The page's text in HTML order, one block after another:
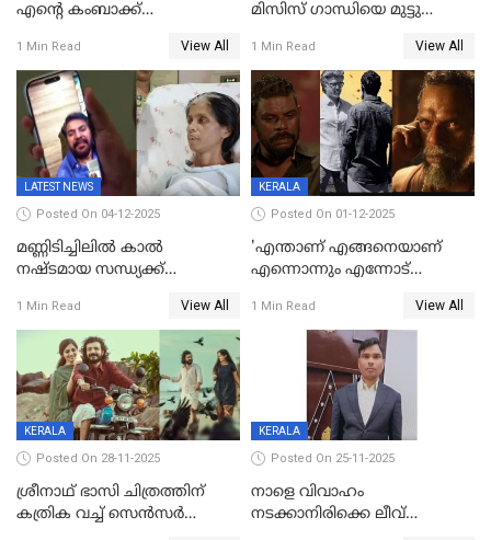
എന്റെ കംബാക്ക്
പുറത്ത്
1 Min Read View All
മിസിസ് ഗാന്ധിയെ മുട്ടു
അഹമ്മദ് അലിയായെത്തും
1 Min Read View All
LATEST NEWS
Posted On 04-12-2025
മണ്ണിടിച്ചിലിൽ കാല്‍
നഷ്ടമായ സന്ധ്യക്ക്
വീഡിയോകോൾ;
കൃത്രിമക്കാല്‍ നല്‍കാമെന്ന്
താരം, വീട്
നിര്‍മിക്കുന്നതിനുള്ള
ഇടപെടലും നടത്തും
1 Min Read View All
KERALA
Posted On 01-12-2025
'എന്താണ് എങ്ങനെയാണ്
എന്നൊന്നും എന്നോട്
താനുമുണ്ടെന്ന് വിനായകൻ
1 Min Read View All
KERALA
Posted On 28-11-2025
ശ്രീനാഥ് ഭാസി ചിത്രത്തിന്
കത്രിക വച്ച് സെൻസർ
KERALA
Posted On 25-11-2025
നാളെ വിവാഹം
നടക്കാനിരിക്കെ ലീവ്